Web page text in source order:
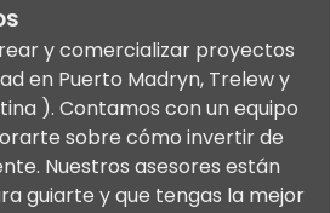
y comercializar proyectos
en Puerto Madryn, Trelew y
). Contamos con un equipo
sobre cómo invertir de
Nuestros asesores están
guiarte y que tengas la mejor